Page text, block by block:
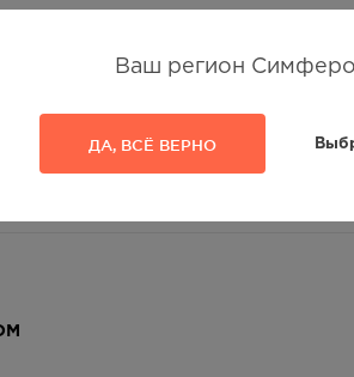
Ваш регион
ДА, ВСЁ ВЕРНО